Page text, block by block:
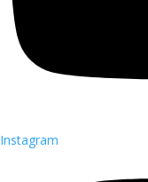
Instagram